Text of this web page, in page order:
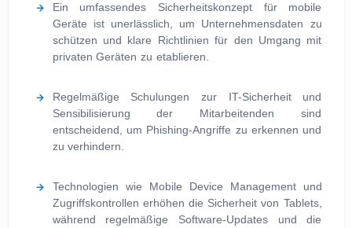
Ein umfassendes Sicherheitskonzept für mobile
Geräte ist unerlässlich, um Unternehmensdaten zu
schützen und klare Richtlinien für den Umgang mit
privaten Geräten zu etablieren.
Regelmäßige Schulungen zur IT-Sicherheit und
Sensibilisierung der Mitarbeitenden sind
entscheidend, um Phishing-Angriffe zu erkennen und
zu verhindern.
Technologien wie Mobile Device Management und
Zugriffskontrollen erhöhen die Sicherheit von Tablets,
während regelmäßige Software-Updates und die